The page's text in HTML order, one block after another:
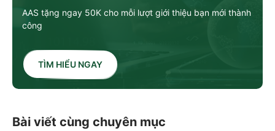
AAS tặng ngay 50K cho mỗi lượt giới thiệu bạn mới thành
công
TÌM HIỂU NGAY
Bài viết cùng chuyên mục